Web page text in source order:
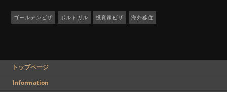
ゴールデンビザ ポルトガル 投資家ビザ 海外移住
トップページ
Information